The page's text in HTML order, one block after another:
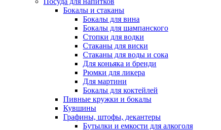
Бокалы и стаканы
Бокалы для вина
Бокалы для шампанского
Стопки для водки
Стаканы для виски
Стаканы для воды и сока
Для коньяка и бренди
Рюмки для ликера
Для мартини
Бокалы для коктейлей
Пивные кружки и бокалы
Кувшины
Графины, штофы, декантеры
Бутылки и емкости для алкоголя